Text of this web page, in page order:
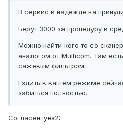
В сервис в надежде на
Берут 3000 за процедуру в
Можно найти кого то со
аналогом от Multicom. Там
сажевым фильтром.
Ездить в вашем режиме
забиться полностью.
Согласен :yes2: